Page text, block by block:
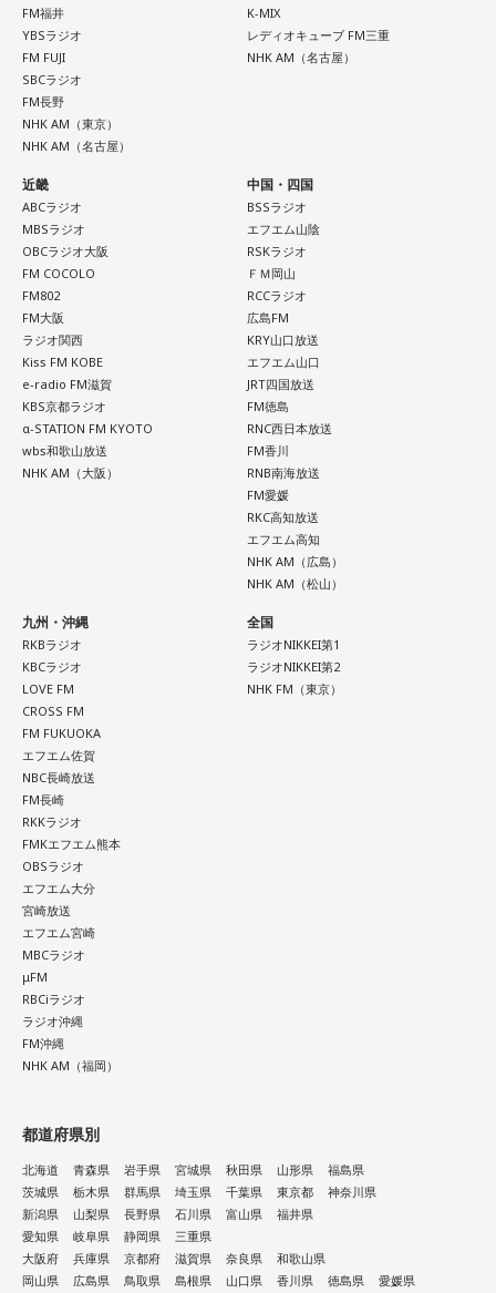
下村「そうです。この嘘被害、嘘SOS、嘘寄付、嘘犯罪、嘘
陰謀論。この辺はもう典型的に今回も出回っていますが、今
までと違って、この全てに大きな要素が一つ加わりました。
10年前の熊本地震と今回の熊本地震の最大の違いは“AIの有
無”」
長野「あー、ほんとだ……」
下村「これはもう決定的に大きいですね。すべてのこういう
嘘にAIによる巧妙なのし上がりが、磨きがかけられてしまっ
たということがあります。これは嘘が精巧になったっていう
だけじゃなくて、実は最悪の影響は、本当の情報が疑われる
ようになっちゃった。これこそが最も大きな本質的な迷惑で
すよね」
長野「AIの嘘情報がリアルすぎて？」
「リアルすぎて、本当の情報なのに『これ、本当な
の？』と疑われるようになっちゃった。これは深刻です」
長野 「うわぁ……」
FM福井
YBSラジオ
FM FUJI
SBCラジオ
FM長野
NHK AM（東京）
NHK AM（名古屋）
K-MIX
レディオキューブ FM三重
NHK AM（名古屋）
近畿
ABCラジオ
MBSラジオ
OBCラジオ大阪
FM COCOLO
FM802
FM大阪
ラジオ関西
Kiss FM KOBE
e-radio FM滋賀
KBS京都ラジオ
α-STATION FM KYOTO
wbs和歌山放送
NHK AM（大阪）
中国・四国
BSSラジオ
エフエム山陰
RSKラジオ
ＦＭ岡山
RCCラジオ
広島FM
KRY山口放送
エフエム山口
JRT四国放送
FM徳島
RNC西日本放送
FM香川
RNB南海放送
FM愛媛
RKC高知放送
エフエム高知
NHK AM（広島）
NHK AM（松山）
九州・沖縄
RKBラジオ
KBCラジオ
LOVE FM
CROSS FM
FM FUKUOKA
エフエム佐賀
NBC長崎放送
FM長崎
RKKラジオ
FMKエフエム熊本
OBSラジオ
エフエム大分
宮崎放送
エフエム宮崎
MBCラジオ
μFM
RBCiラジオ
ラジオ沖縄
FM沖縄
NHK AM（福岡）
全国
ラジオNIKKEI第1
ラジオNIKKEI第2
NHK FM（東京）
都道府県別
北海道 青森県 岩手県 宮城県 秋田県 山形県
福島県
茨城県
栃木県 群馬県 埼玉県 千葉県 東京都
神奈川県
新潟県
山梨県 長野県 石川県 富山県
福井県
愛知県
岐阜県 静岡県
三重県
大阪府
兵庫県 京都府 滋賀県 奈良県
和歌山県
岡山県
広島県 鳥取県 島根県 山口県 香川県 徳島県 愛媛県